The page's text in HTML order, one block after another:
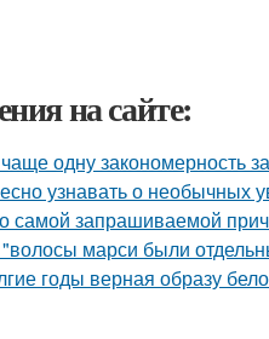
на сайте:
одну закономерность
узнавать о
самой запрашиваемой
марси были
годы верная образу